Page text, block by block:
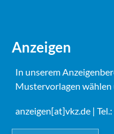
Anzeigen
In unserem
Mustervorlagen wählen
anzeigen[at]vkz.de |